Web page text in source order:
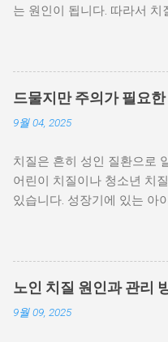
는 원인이 됩니다. 따라서
치질과 배변 습관의 관계,
천 팁을 구체적으로 다뤄보
계 치질은 항문 주위 정맥이
이 큰 영향을 줍니다. 변비와
을 과도하게 주면 항문 혈관
받으면 치질이 붓고 통증이
관: 화장실에서 오랜 시간 스
항문에 불필요한 압력을 줍
바른 배변 습관 만들기 (1)
정한 시간에 화장실에 가는
비를 예방할 수 있습니다.
에 압력이 가해집니다. (3)
드물지만 주의가 필요
9월 04, 2025
치질은 흔히 성인 질환으로
어린이 치질이나 청소년 치
있습니다. 성장기에 있는 아
을 안겨줍니다. 무엇보다
현하지 못하거나 숨기는 경
합니다. 이번 글에서는 어린
치료 및 예방 방법을 구체적
질과 청소년 치질이 드문 이
노인 치질 원인과 관리
9월 09, 2025